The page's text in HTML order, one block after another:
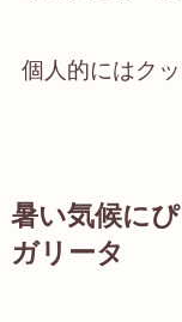
個人的にはク
暑い気候に
ガリータ